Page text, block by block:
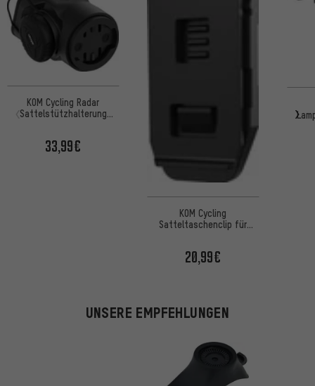
KOM Cycling Radar
Sattelstützhalterung
33,99€
KOM Cycling
Satteltaschenclip für
20,99€
UNSERE EMPFEHLUNGEN